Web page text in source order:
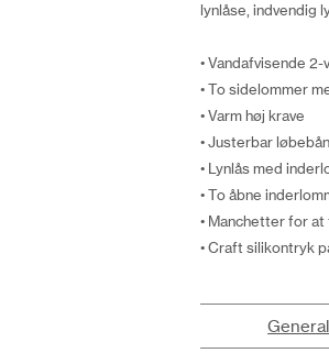
lynlåse, indvendig
• Vandafvisende
• To sidelommer
• Varm høj krave
• Justerbar
• Lynlås med
• To åbne
• Manchetter for
• Craft silikontryk